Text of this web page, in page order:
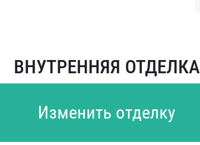
ВНУТРЕННЯЯ ОТДЕЛКА
Изменить отделку